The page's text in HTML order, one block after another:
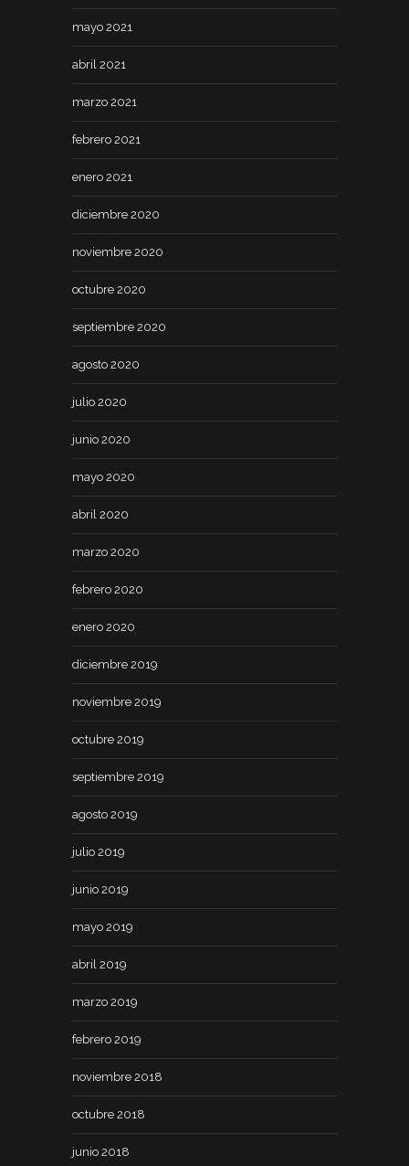
mayo 2021
abril 2021
marzo 2021
febrero 2021
enero 2021
diciembre 2020
noviembre 2020
octubre 2020
septiembre 2020
agosto 2020
julio 2020
junio 2020
mayo 2020
abril 2020
marzo 2020
febrero 2020
enero 2020
diciembre 2019
noviembre 2019
octubre 2019
septiembre 2019
agosto 2019
julio 2019
junio 2019
mayo 2019
abril 2019
marzo 2019
febrero 2019
noviembre 2018
octubre 2018
junio 2018